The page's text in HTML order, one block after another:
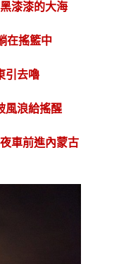
漆漆的大海
在搖籃中
引去嚕
風浪給搖醒
車前進內蒙古